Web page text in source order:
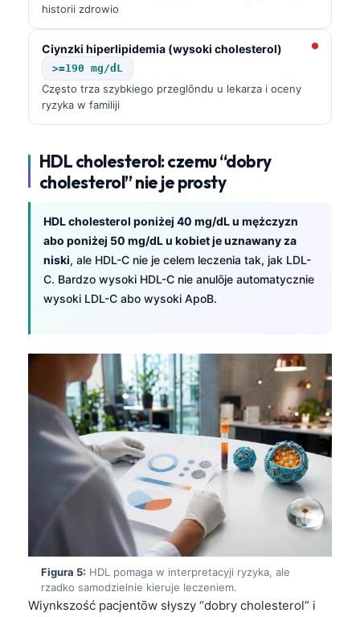
historii zdrowio
Ciynzki hiperlipidemia (wysoki cholesterol)
>=190 mg/dL
Często trza szybkiego przeglōndu u lekarza i oceny
ryzyka w familiji
HDL cholesterol: czemu “dobry
cholesterol” nie je prosty
HDL cholesterol poniżej 40 mg/dL u mężczyzn
abo poniżej 50 mg/dL u kobiet je uznawany za
niski, ale HDL-C nie je celem leczenia tak, jak LDL-
C. Bardzo wysoki HDL-C nie anulōje automatycznie
wysoki LDL-C abo wysoki ApoB.
Figura 5: HDL pomaga w interpretacyji ryzyka, ale
rzadko samodzielnie kieruje leczeniem.
Wiynkszość pacjentōw słyszy “dobry cholesterol” i